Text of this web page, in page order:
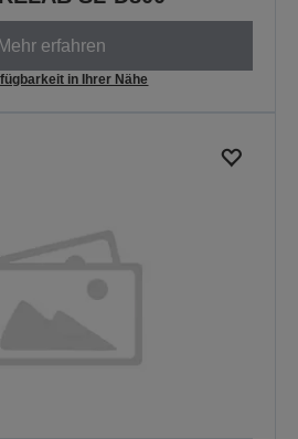
Mehr erfahren
in Ihrer Nähe